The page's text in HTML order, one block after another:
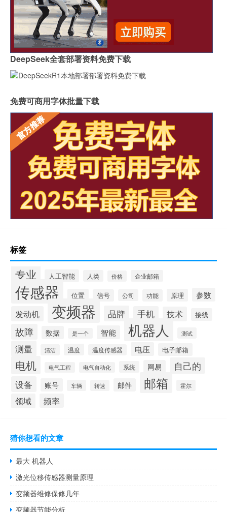
DeepSeek全套部署资料免费下载
免费可商用字体批量下载
标签
专业 人工智能 人类 价格 企业邮箱
传感器 位置 信号 公司 功能 原理 参数
发动机 变频器 品牌 手机 技术 接线
故障 数据 是一个 智能 机器人 测试
测量 清洁 温度 温度传感器 电压 电子邮箱
电机 电气工程 电气自动化 系统 网易 自己的
设备 账号 车辆 转速 邮件 邮箱 霍尔
领域 频率
猜你想看的文章
最大 机器人
激光位移传感器测量原理
变频器维修保修几年
变频器节能分析